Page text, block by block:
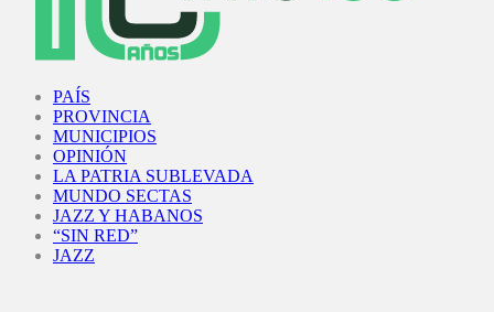
PAÍS
PROVINCIA
MUNICIPIOS
OPINIÓN
LA PATRIA SUBLEVADA
MUNDO SECTAS
JAZZ Y HABANOS
“SIN RED”
JAZZ